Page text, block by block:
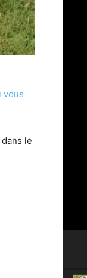
vous
le